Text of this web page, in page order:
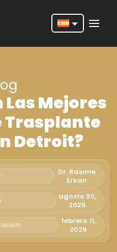
Deutsch
Português
Español
Türkçe
Italiano
Română
Русский
Las Mejores
Trasplante
Detroit?
Dr. Rasime
Erkan
agosto 30,
2025
febrero 11,
2026